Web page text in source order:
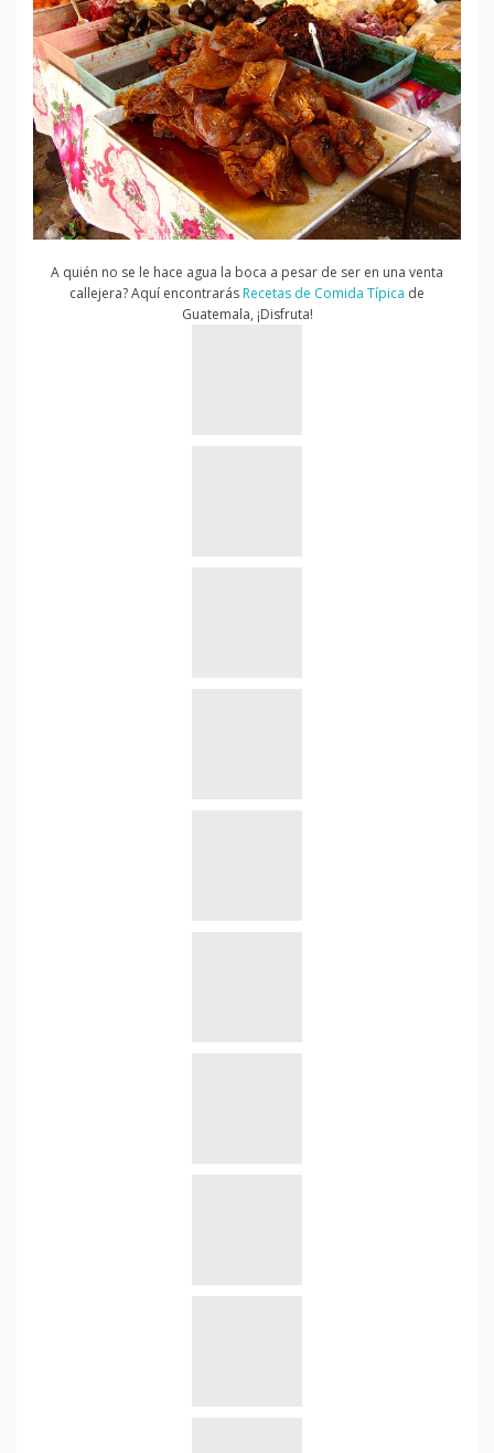
A quién no se le hace agua la boca a pesar de ser en una venta
callejera? Aquí encontrarásRecetas de Comida Típica de
Guatemala, ¡Disfruta!